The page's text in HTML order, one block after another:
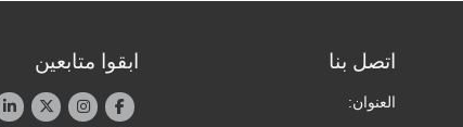
اتصل بنا
العنوان:
ابقوا متابعين